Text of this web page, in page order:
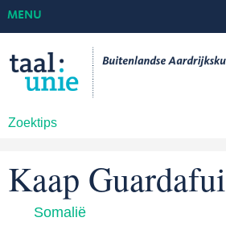
Zoektips
MENU
Kaap Guardafui
Somalië